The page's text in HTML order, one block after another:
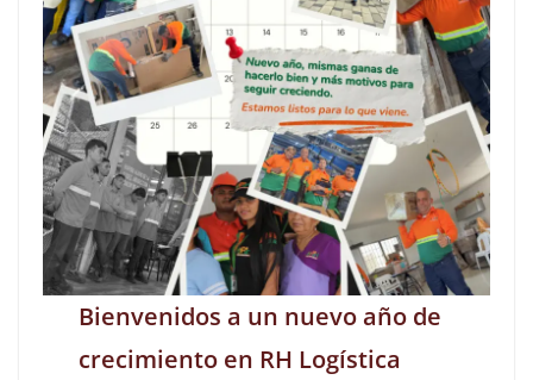
Bienvenidos a un nuevo año de
crecimiento en RH Logística